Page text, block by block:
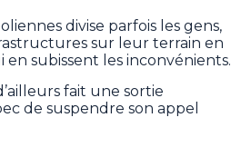
divise parfois les gens,
sur leur terrain en
subissent les inconvénients.
fait une sortie
de suspendre son appel